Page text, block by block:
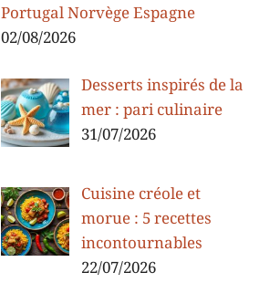
Portugal Norvège Espagne
02/08/2026
Desserts inspirés de la
mer : pari culinaire
31/07/2026
Cuisine créole et
morue : 5 recettes
incontournables
22/07/2026